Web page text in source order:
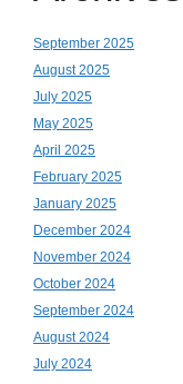
September 2025
August 2025
July 2025
May 2025
April 2025
February 2025
January 2025
December 2024
November 2024
October 2024
September 2024
August 2024
July 2024